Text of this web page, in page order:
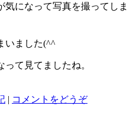
になって写真を撮ってしま
ました(^^ゞ
て見てましたね。
| コメントをどうぞ